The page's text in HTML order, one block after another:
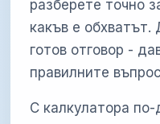
разберете точно
какъв е обхватът.
готов отговор -
правилните
С калкулатора